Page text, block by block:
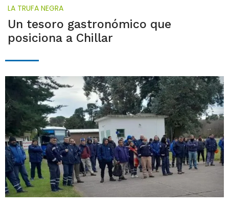
LA TRUFA NEGRA
Un tesoro gastronómico que
posiciona a Chillar